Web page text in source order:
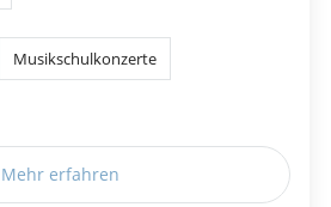
Musikschulkonzerte
Mehr erfahren